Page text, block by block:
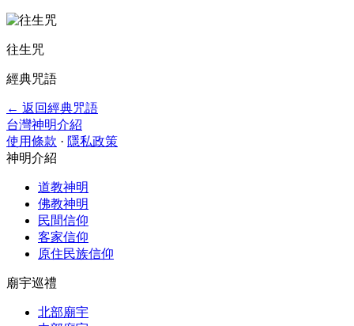
往生咒
經典咒語
← 返回經典咒語
台灣神明介紹
使用條款 · 隱私政策
神明介紹
道教神明
佛教神明
民間信仰
客家信仰
原住民族信仰
廟宇巡禮
北部廟宇